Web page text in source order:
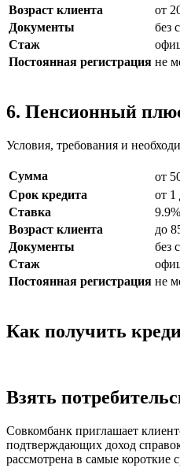
Возраст клиента
от
Документы
без
Стаж
Постоянная регистрация не
6. Пенсионный
Условия, требования и
Сумма
от
Срок кредита
от 1
Ставка
Возраст клиента
до
Документы
без
Стаж
Постоянная регистрация не
Как получить
Взять
Совкомбанк приглашает
подтверждающих доход
рассмотрена в самые